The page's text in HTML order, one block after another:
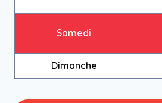
Samedi
Dimanche